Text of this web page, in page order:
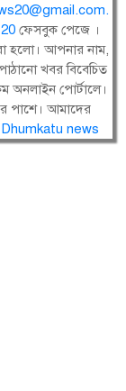
.
ফেসবুক পেজে ।
হলো। আপনার নাম,
খবর বিবেচিত
অনলাইন পোর্টালে।
পাশে। আমাদের
Dhumkatu news